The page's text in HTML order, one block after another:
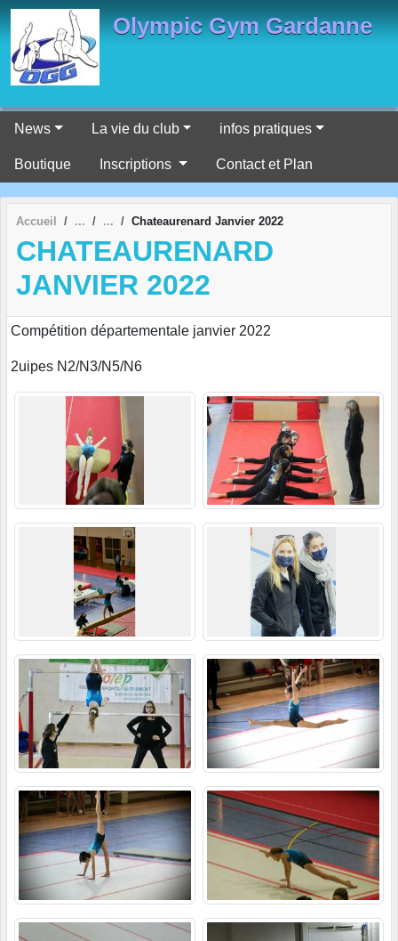
Olympic Gym Gardanne
News La vie du club infos pratiques
Boutique Inscriptions Contact et Plan
Accueil Chateaurenard Janvier 2022
CHATEAURENARD
JANVIER 2022
Compétition départementale janvier 2022
2uipes N2/N3/N5/N6
Panneau de gestion des cookies